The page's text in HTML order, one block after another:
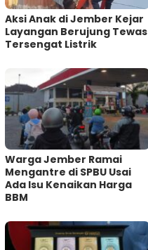
Aksi Anak di Jember Kejar
Layangan Berujung Tewas
Tersengat Listrik
Warga Jember Ramai
Mengantre di SPBU Usai
Ada Isu Kenaikan Harga
BBM